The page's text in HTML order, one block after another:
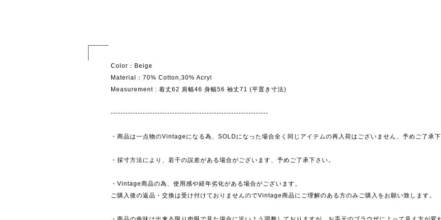
Color：Beige
Material：70% Cotton,30% Acryl
Measurement : 着丈62 肩幅46 身幅56 袖丈71 (平置き寸法)
----------------------------------------------------------------
・商品は一点物のVintageになる為、SOLDになった場合全く同じアイテムの再入荷はございません、予めご了承下
・採寸方法により、若干の誤差がある場合がございます、予めご了承下さい。
・Vintage商品の為、使用感や経年劣化がある場合がございます。
ご購入後の返品・交換は受け付けておりませんのでVintage商品にご理解のある方のみご購入をお願い致します。